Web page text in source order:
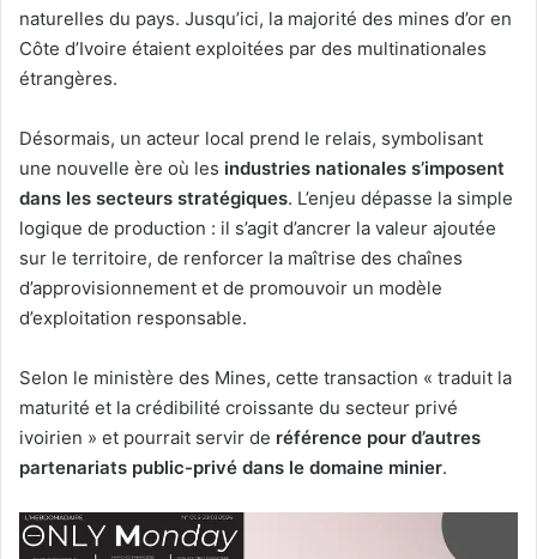
naturelles du pays. Jusqu’ici, la majorité des mines d’or en
Côte d’Ivoire étaient exploitées par des multinationales
étrangères.
Désormais, un acteur local prend le relais, symbolisant
une nouvelle ère où les industries nationales s’imposent
dans les secteurs stratégiques. L’enjeu dépasse la simple
logique de production : il s’agit d’ancrer la valeur ajoutée
sur le territoire, de renforcer la maîtrise des chaînes
d’approvisionnement et de promouvoir un modèle
d’exploitation responsable.
Selon le ministère des Mines, cette transaction « traduit la
maturité et la crédibilité croissante du secteur privé
ivoirien » et pourrait servir de référence pour d’autres
partenariats public-privé dans le domaine minier.